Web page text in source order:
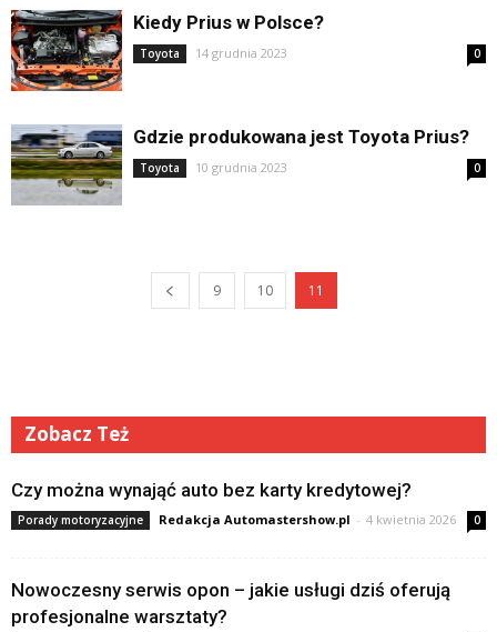
Kiedy Prius w Polsce?
Toyota 14 grudnia 2023 0
Gdzie produkowana jest Toyota Prius?
Toyota 10 grudnia 2023 0
9 10 11
Zobacz Też
Czy można wynająć auto bez karty kredytowej?
Porady motoryzacyjne Redakcja Automastershow.pl - 4 kwietnia 2026 0
Nowoczesny serwis opon – jakie usługi dziś oferują
profesjonalne warsztaty?